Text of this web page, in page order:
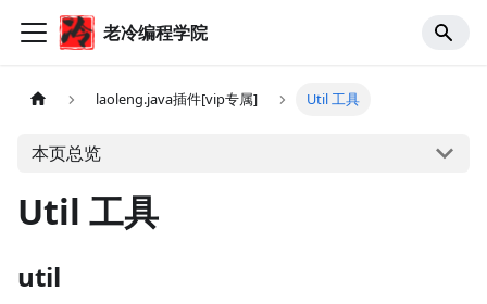
老冷编程学院
laoleng.java插件[vip专属] Util 工具
本页总览
Util 工具
util